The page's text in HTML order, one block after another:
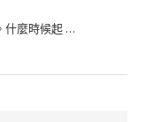
什麼時候起 …